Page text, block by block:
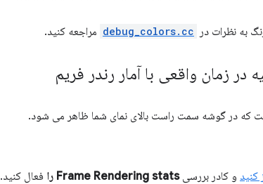
به نظرات در debug_colors.cc مراجعه کنید.
در زمان واقعی با آمار رندر فریم
در گوشه سمت راست بالای نمای شما ظاهر می شود.
کنید و کادر بررسیFrame Rendering stats را
فعال کنید.